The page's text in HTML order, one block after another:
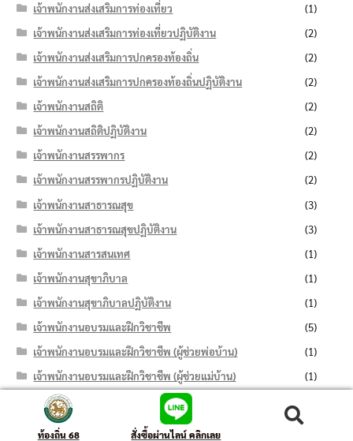
เจ้าพนักงานส่งเสริมการท่องเที่ยว
(1)
เจ้าพนักงานส่งเสริมการท่องเที่ยวปฏิบัติงาน
(2)
เจ้าพนักงานส่งเสริมการปกครองท้องถิ่น
(2)
เจ้าพนักงานส่งเสริมการปกครองท้องถิ่นปฏิบัติงาน
(2)
เจ้าพนักงานสถิติ
(2)
เจ้าพนักงานสถิติปฏิบัติงาน
(2)
เจ้าพนักงานสรรพากร
(2)
เจ้าพนักงานสรรพากรปฏิบัติงาน
(2)
เจ้าพนักงานสาธารณสุข
(3)
เจ้าพนักงานสาธารณสุขปฏิบัติงาน
(3)
เจ้าพนักงานสารสนเทศ
(1)
เจ้าพนักงานสุขาภิบาล
(1)
เจ้าพนักงานสุขาภิบาลปฏิบัติงาน
(1)
เจ้าพนักงานอบรมและฝึกวิชาชีพ
(5)
เจ้าพนักงานอบรมและฝึกวิชาชีพ (ผู้ช่วยพ่อบ้าน)
(1)
เจ้าพนักงานอบรมและฝึกวิชาชีพ (ผู้ช่วยแม่บ้าน)
(1)
เจ้าพนักงานอบรมและฝึกวิชาชีพปฏิบัติงาน
เจ้าพนักงานอาชีวบำบัด
ท้องถิ่น 68 สั่งซื้อผ่านไลน์ คลิกเลย